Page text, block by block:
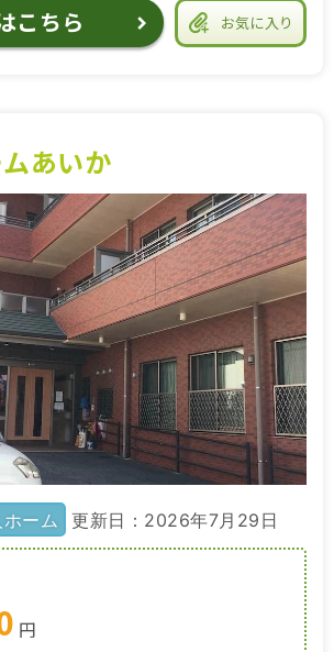
お気に入り
こちら
あいか
ーム 更新日：2026年7月29日
円